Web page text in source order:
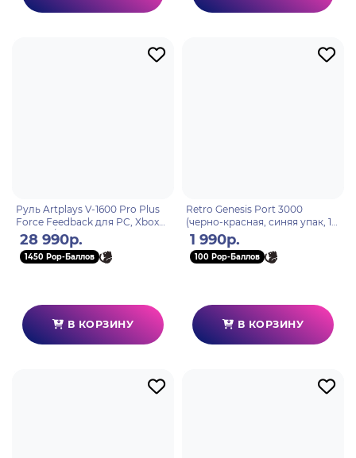
Руль Artplays V-1600 Pro Plus
Force Feedback для PC, Xbox
Series X/S. PlayStation 4, Xbox
One
28 990р.
1450 Pop-Баллов
В КОРЗИНУ
Retro Genesis Port 3000
(черно-красная, синяя упак, 10
эмул, 4000+игр, 3.0 IPS,SD-
карта, сохранения)
1 990р.
100 Pop-Баллов
В КОРЗИНУ